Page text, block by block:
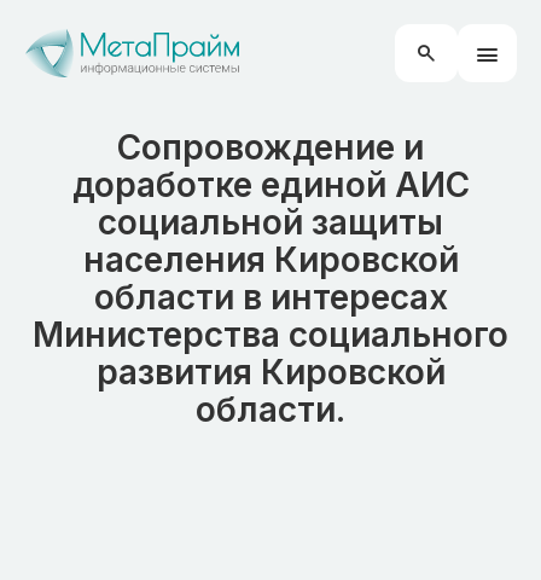
Сопровождение и
доработке единой АИС
социальной защиты
населения Кировской
области в интересах
Министерства социального
развития Кировской
области.